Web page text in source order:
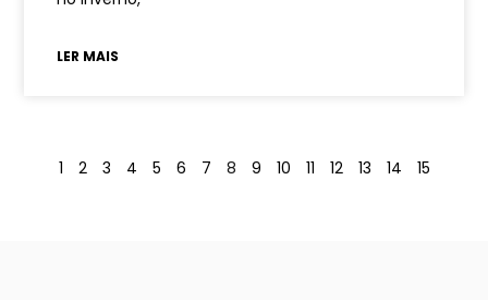
LER MAIS
1 2 3 4 5 6 7 8 9 10 11 12 13 14 15